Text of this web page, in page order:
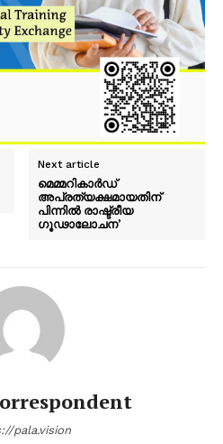
NOW
Next article
മെമ്മറികാർഡ്
അപ്രത്യക്ഷമായതിന്
പിന്നിൽ രാഷ്ട്രീയ
ഗൂഢാലോചന’
pala.vision